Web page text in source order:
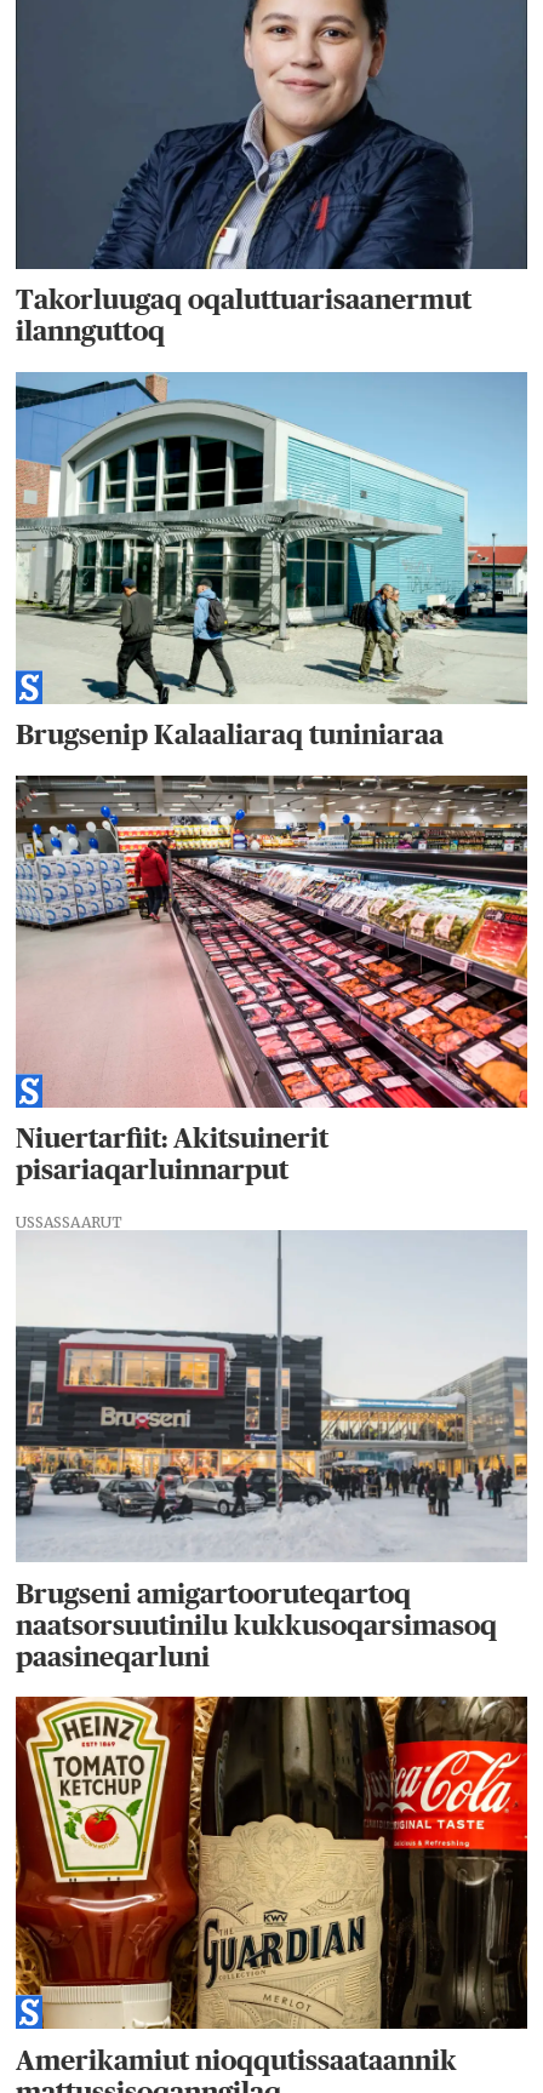
Takorluugaq oqaluttuarisaanermut
ilannguttoq
Brugsenip Kalaaliaraq tuniniaraa
Niuertarfiit: Akitsuinerit
pisariaqarluinnarput
USSASSAARUT
Brugseni amigartooruteqartoq
naatsorsuutinilu kukkusoqarsimasoq
paasineqarluni
Amerikamiut nioqqutissaataannik